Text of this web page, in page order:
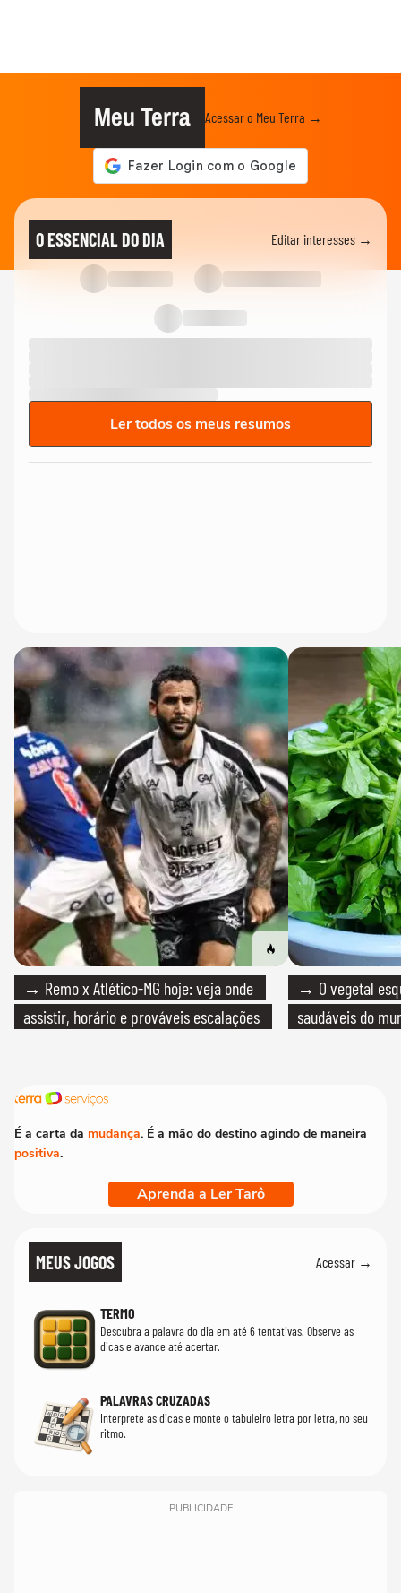
Meu Terra Acessar o Meu Terra →
O ESSENCIAL DO DIA Editar interesses →
Ler todos os meus resumos
→ Remo x Atlético-MG hoje: veja onde
assistir, horário e prováveis escalações
→ O vegetal
saudáveis do
É a carta da mudança. É a mão do destino agindo de maneira
positiva.
Aprenda a Ler Tarô
MEUS JOGOS Acessar →
TERMO
Descubra a palavra do dia em até 6 tentativas. Observe as
dicas e avance até acertar.
PALAVRAS CRUZADAS
Interprete as dicas e monte o tabuleiro letra por letra, no seu
ritmo.
PUBLICIDADE